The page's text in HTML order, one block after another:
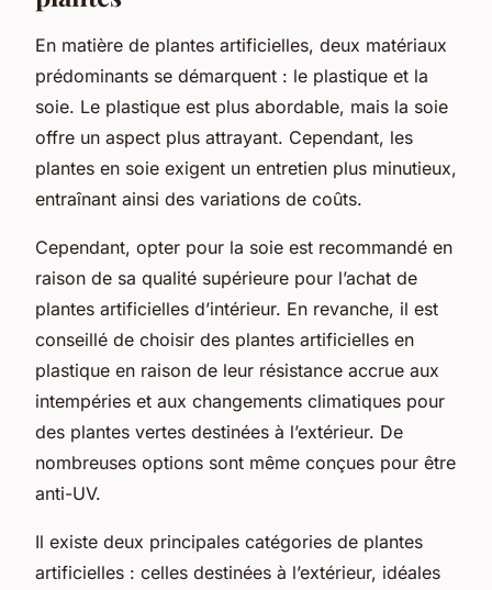
En matière de plantes artificielles, deux matériaux
prédominants se démarquent : le plastique et la
soie. Le plastique est plus abordable, mais la soie
offre un aspect plus attrayant. Cependant, les
plantes en soie exigent un entretien plus minutieux,
entraînant ainsi des variations de coûts.
Cependant, opter pour la soie est recommandé en
raison de sa qualité supérieure pour l’achat de
plantes artificielles d’intérieur. En revanche, il est
conseillé de choisir des plantes artificielles en
plastique en raison de leur résistance accrue aux
intempéries et aux changements climatiques pour
des plantes vertes destinées à l’extérieur. De
nombreuses options sont même conçues pour être
anti-UV.
Il existe deux principales catégories de plantes
artificielles : celles destinées à l’extérieur, idéales